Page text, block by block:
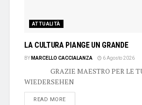
ATTUALITÀ
LA CULTURA PIANGE UN GRANDE
BY MARCELLO CACCIALANZA 6 Agosto 2026
GRAZIE MAESTRO PER LE
WIEDERSEHEN
READ MOREDETAILS